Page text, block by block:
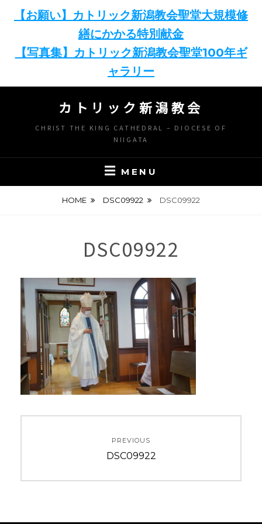
【お願い】カトリック新潟教会聖堂大規模修
繕にかかる特別献金
【写真集】カトリック新潟教会聖堂100年ギ
ャラリー
content
カトリック新潟教会
CHRIST THE KING CATHEDRAL – DIOCESE OF
NIIGATA
MENU
HOME DSC09922 DSC09922
DSC09922
ナ
PREVIOUS
Previous
DSC09922